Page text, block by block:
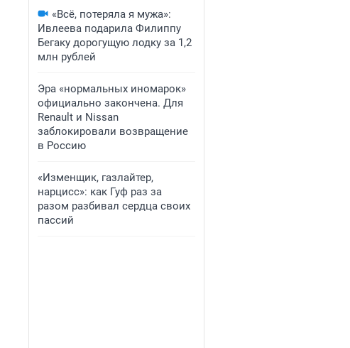
«Всё, потеряла я мужа»:
Ивлеева подарила Филиппу
Бегаку дорогущую лодку за 1,2
млн рублей
Эра «нормальных иномарок»
официально закончена. Для
Renault и Nissan
заблокировали возвращение
в Россию
«Изменщик, газлайтер,
нарцисс»: как Гуф раз за
разом разбивал сердца своих
пассий